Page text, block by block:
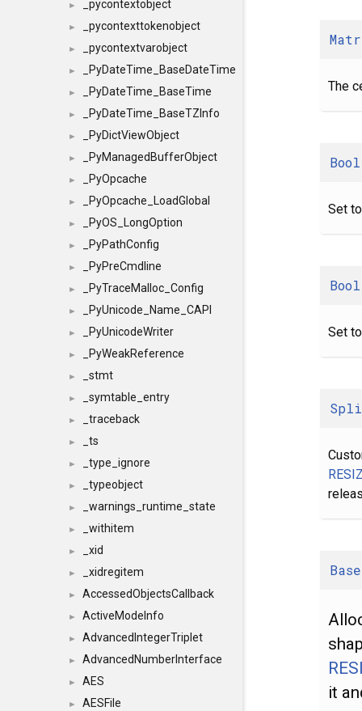
► _pycontextobject
► _pycontexttokenobject
► _pycontextvarobject
► _PyDateTime_BaseDateTime
► _PyDateTime_BaseTime
► _PyDateTime_BaseTZInfo
► _PyDictViewObject
► _PyManagedBufferObject
► _PyOpcache
► _PyOpcache_LoadGlobal
► _PyOS_LongOption
► _PyPathConfig
► _PyPreCmdline
► _PyTraceMalloc_Config
► _PyUnicode_Name_CAPI
► _PyUnicodeWriter
► _PyWeakReference
► _stmt
► _symtable_entry
► _traceback
► _ts
► _type_ignore
► _typeobject
► _warnings_runtime_state
► _withitem
► _xid
► _xidregitem
► AccessedObjectsCallback
► ActiveModeInfo
► AdvancedIntegerTriplet
► AdvancedNumberInterface
► AES
► AESFile
The
Bool
Set
Bool
Set
it